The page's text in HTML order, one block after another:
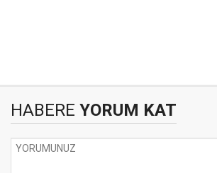
HABERE YORUM KAT